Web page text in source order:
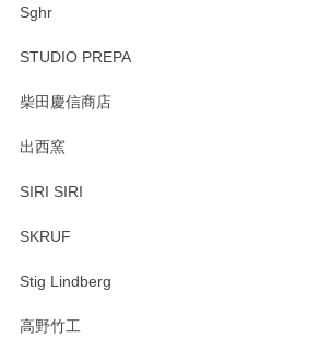
Sghr
STUDIO PREPA
柴田慶信商店
出西窯
SIRI SIRI
SKRUF
Stig Lindberg
高野竹工